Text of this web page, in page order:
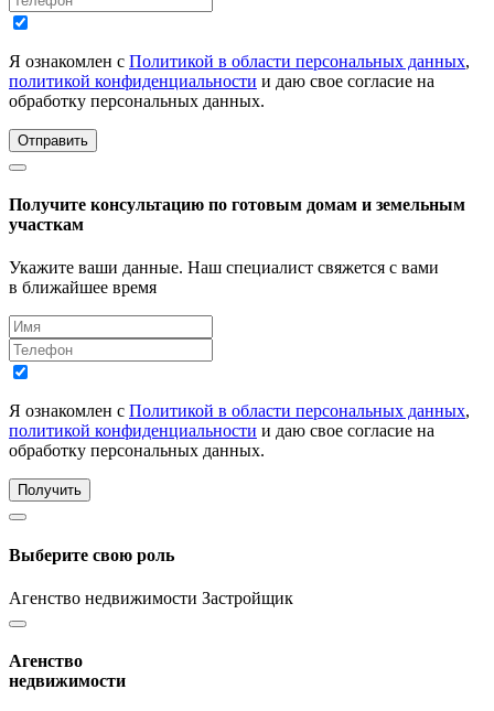
Я ознакомлен с Политикой в области персональных данных,
политикой конфиденциальности и даю свое согласие на
обработку персональных данных.
Отправить
Получите консультацию по готовым домам и земельным
участкам
Укажите ваши данные. Наш специалист свяжется с вами
в ближайшее время
Я ознакомлен с Политикой в области персональных данных,
политикой конфиденциальности и даю свое согласие на
обработку персональных данных.
Получить
Выберите свою роль
Агенство недвижимости Застройщик
Агенство
недвижимости